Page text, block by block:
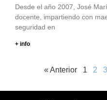
Desde el año 2007, José
docente, impartiendo con
seguridad en
+ info
« Anterior 1 2 3